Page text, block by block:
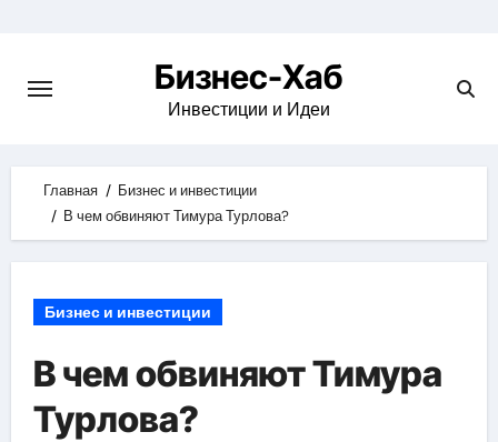
content
Бизнес-Хаб
Инвестиции и Идеи
Главная
Бизнес и инвестиции
В чем обвиняют Тимура Турлова?
Бизнес и инвестиции
В чем обвиняют Тимура
Турлова?